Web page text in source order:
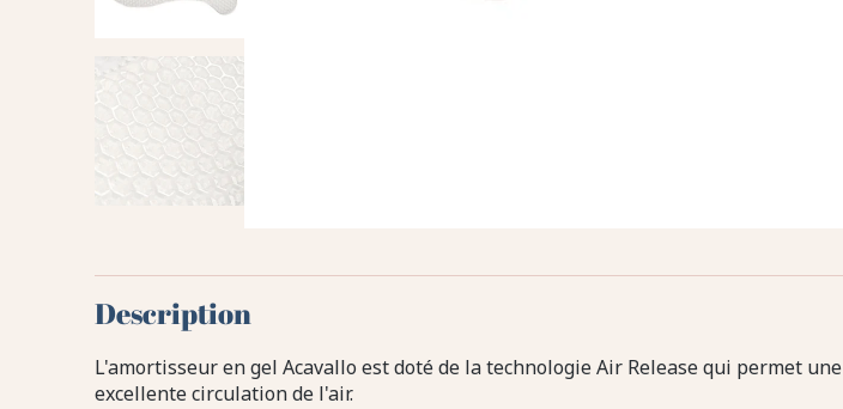
Description
L'amortisseur en gel Acavallo est doté de la technologie Air Release qui permet une
excellente circulation de l'air.